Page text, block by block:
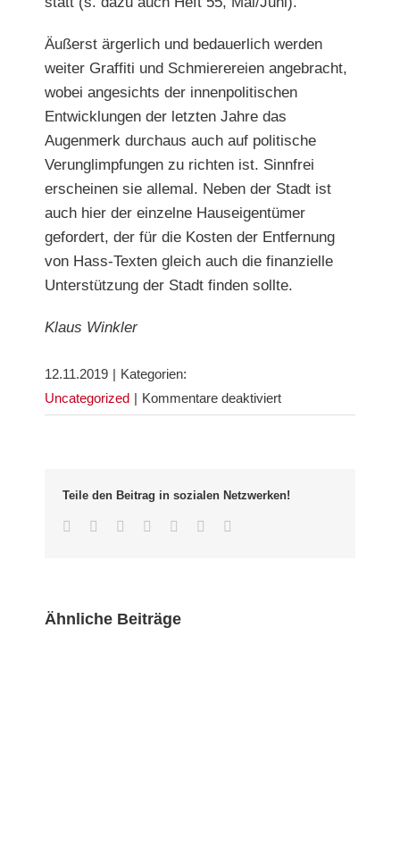
Äußerst ärgerlich und bedauerlich werden
weiter Graffiti und Schmierereien angebracht,
wobei angesichts der innenpolitischen
Entwicklungen der letzten Jahre das
Augenmerk durchaus auch auf politische
Verunglimpfungen zu richten ist. Sinnfrei
erscheinen sie allemal. Neben der Stadt ist
auch hier der einzelne Hauseigentümer
gefordert, der für die Kosten der Entfernung
von Hass-Texten gleich auch die finanzielle
Unterstützung der Stadt finden sollte.
Klaus Winkler
12.11.2019 | Kategorien:
Uncategorized | Kommentare deaktiviertfür
–
Teile den Beitrag in sozialen Netzwerken!
Facebook
TwitterLinkedInWhatsappGoogle+Pinterest
Ähnliche Beiträge